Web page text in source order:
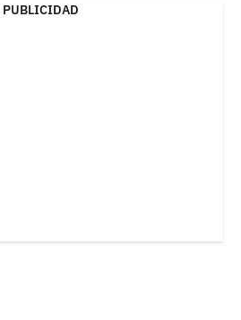
PUBLICIDAD